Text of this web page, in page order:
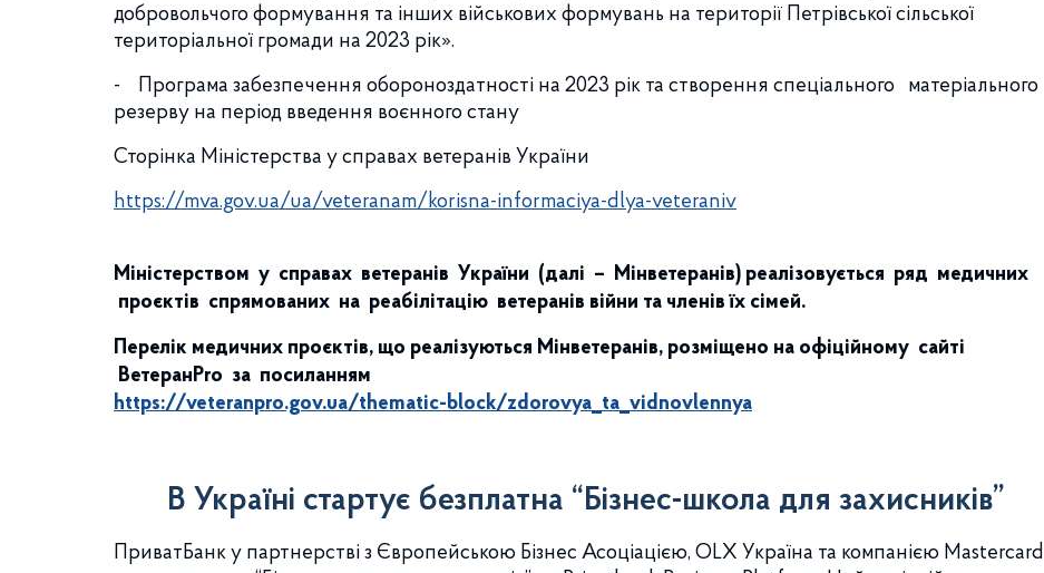
добровольчого формування та інших військових формувань на території Петрівської сільської
територіальної громади на 2023 рік».
- Програма забезпечення обороноздатності на 2023 рік та створення спеціального матеріального
резерву на період введення воєнного стану
Сторінка Міністерства у справах ветеранів України
https://mva.gov.ua/ua/veteranam/korisna-informaciya-dlya-veteraniv
Міністерством у справах ветеранів України (далі – Мінветеранів) реалізовується ряд медичних
проєктів спрямованих на реабілітацію ветеранів війни та членів їх сімей.
Перелік медичних проєктів, що реалізуються Мінветеранів, розміщено на офіційному сайті
ВетеранPro за посиланням
https://veteranpro.gov.ua/thematic-block/zdorovya_ta_vidnovlennya
В Україні стартує безплатна “Бізнес-школа для захисників”
ПриватБанк у партнерстві з Європейською Бізнес Асоціацією, OLX Україна та компанією Mastercard